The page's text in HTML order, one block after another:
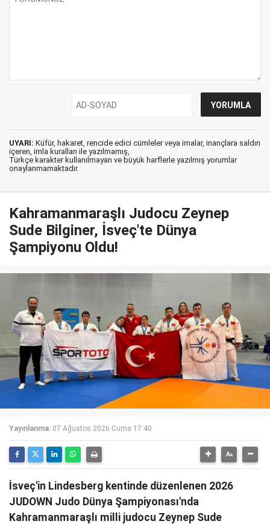
UYARI: Küfür, hakaret, rencide edici cümleler veya imalar, inançlara saldırı
içeren, imla kuralları ile yazılmamış,
Türkçe karakter kullanılmayan ve büyük harflerle yazılmış yorumlar
onaylanmamaktadır.
Kahramanmaraşlı Judocu Zeynep
Sude Bilginer, İsveç'te Dünya
Şampiyonu Oldu!
Yayınlanma: 07 Ağustos 2026 Cuma 17:40
İsveç'in Lindesberg kentinde düzenlenen 2026
JUDOWN Judo Dünya Şampiyonası'nda
Kahramanmaraşlı milli judocu Zeynep Sude